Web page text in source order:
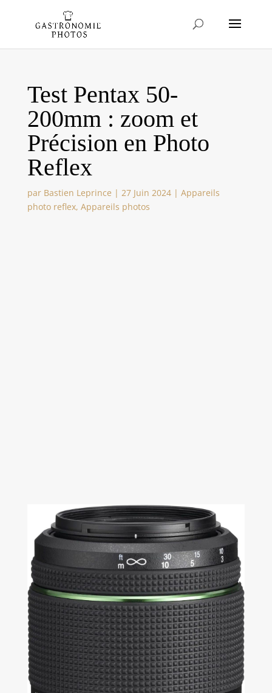
Test Pentax 50-
200mm : zoom et
Précision en Photo
Reflex
par Bastien Leprince | 27 Juin 2024| Appareils
photo reflex, Appareils photos